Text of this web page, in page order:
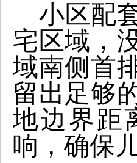
小区配
宅区域，
域南侧首
留出足够
地边界距
响，确保